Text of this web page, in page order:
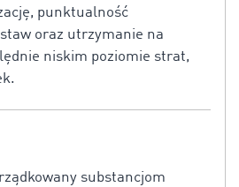
punktualność
oraz utrzymanie na
niskim poziomie strat,
substancjom